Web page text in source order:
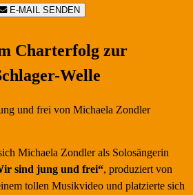
E-MAIL SENDEN
Charterfolg zur
Welle
Michaela Zondler als Solosängerin
sind jung und frei“, produziert von
tollen Musikvideo und platzierte sich